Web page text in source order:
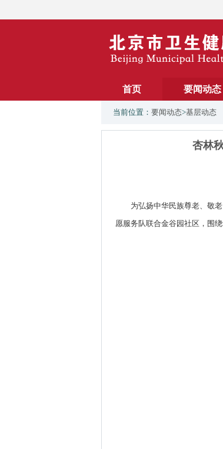
首页 要闻动态
当前位置： 要闻动态>基层动态
杏林
为弘扬中华民族尊老、敬
愿服务队联合金谷园社区，围